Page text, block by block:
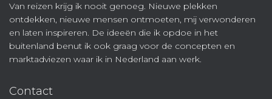
Van reizen krijg ik nooit genoeg. Nieuwe plekken
ontdekken, nieuwe mensen ontmoeten, mij verwonderen
en laten inspireren. De ideeën die ik opdoe in het
buitenland benut ik ook graag voor de concepten en
marktadviezen waar ik in Nederland aan werk.
Contact